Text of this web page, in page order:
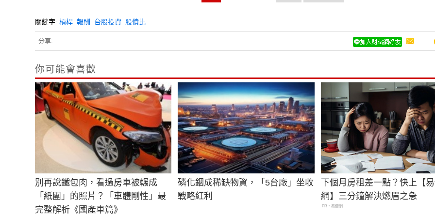
1 首頁 單頁閱讀
關鍵字: 槓桿 報酬 台股投資 股債比
分享:
你可能會喜歡
別再說鐵包肉，看過房車被輾成
「紙團」的照片？「車體剛性」最
磷化銦成稀缺物資，「5台廠」坐收
下個月房租差一點？快上【
網】三分鐘解決燃眉之急